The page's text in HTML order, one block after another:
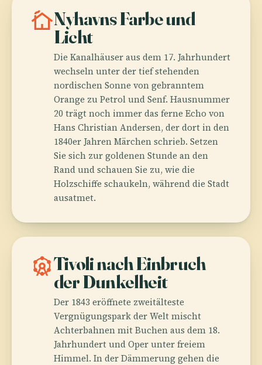
cottageNyhavns Farbe und
Licht
Die Kanalhäuser aus dem 17. Jahrhundert
wechseln unter der tief stehenden
nordischen Sonne von gebranntem
Orange zu Petrol und Senf. Hausnummer
20 trägt noch immer das ferne Echo von
Hans Christian Andersen, der dort in den
1840er Jahren Märchen schrieb. Setzen
Sie sich zur goldenen Stunde an den
Rand und schauen Sie zu, wie die
Holzschiffe schaukeln, während die Stadt
ausatmet.
attractionsTivoli nach Einbruch
der Dunkelheit
Der 1843 eröffnete zweitälteste
Vergnügungspark der Welt mischt
Achterbahnen mit Buchen aus dem 18.
Jahrhundert und Oper unter freiem
Himmel. In der Dämmerung gehen die